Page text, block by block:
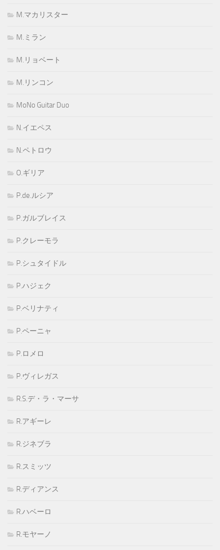
M.マカリスター
M.ミラン
M.リョベート
M.リンコン
MoNo Guitar Duo
N.イエペス
N.ペトロウ
O.ギリア
P.de.ルシア
P.ガルブレイス
P.クレーモラ
P.シュタイドル
P.ハジェク
P.ベリナティ
P.ペーニャ
P.ロメロ
P.ヴィレガス
R.S.デ・ラ・マーサ
R.アギーレ
R.ジネブラ
R.スミッツ
R.ディアンス
R.ハベーロ
R.モヤーノ